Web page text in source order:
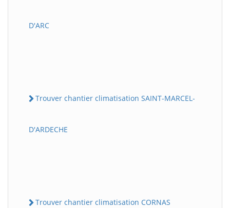
D'ARC
Trouver chantier climatisation SAINT-MARCEL-
D'ARDECHE
Trouver chantier climatisation CORNAS